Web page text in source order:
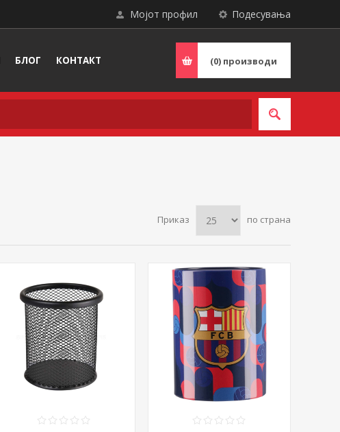
Подесувања
Мојот профил
БЛОГ КОНТАКТ (0) производи
Приказ по страна